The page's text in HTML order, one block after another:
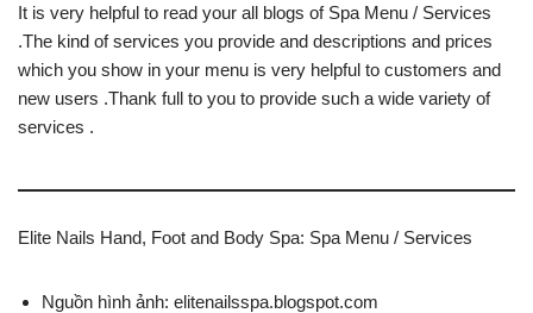
It is very helpful to read your all blogs of Spa Menu / Services
.The kind of services you provide and descriptions and prices
which you show in your menu is very helpful to customers and
new users .Thank full to you to provide such a wide variety of
services .
Elite Nails Hand, Foot and Body Spa: Spa Menu / Services
Nguồn hình ảnh: elitenailsspa.blogspot.com